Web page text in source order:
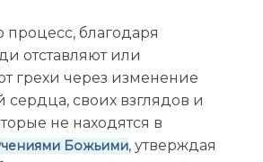
процесс, благодаря
отставляют или
грехи через изменение
своих взглядов и
не находятся в
Божьими, утверждая